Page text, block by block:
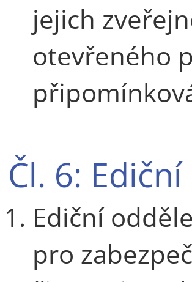
jejich
otevřeného
Čl. 6:
Ediční
pro